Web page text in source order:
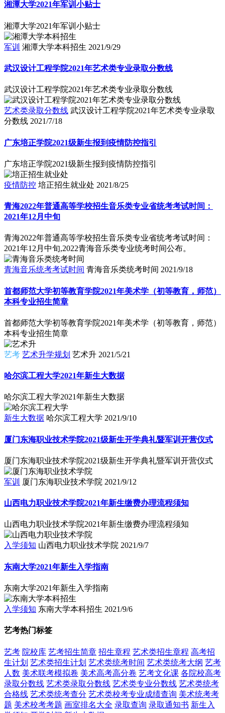
湘潭大学2021年军训小贴士
湘潭大学2021年军训小贴士
军训 湘潭大学本科招生 2021/9/29
武汉设计工程学院2021年艺术类专业录取分数线
武汉设计工程学院2021年艺术类专业录取分数线
艺术类录取分数线 武汉设计工程学院2021年艺术类专业录取
分数线 2021/7/18
广东培正学院2021级新生报到疫情防控指引
广东培正学院2021级新生报到疫情防控指引
疫情防控 培正招生就业处 2021/8/25
青海2022年普通高等学校招生音乐类专业省统考考试时间：
2021年12月中旬
青海2022年普通高等学校招生音乐类专业省统考考试时间：
2021年12月中旬,2022青海音乐类专业统考时间公布。
青海音乐统考考试时间 青海音乐类统考时间 2021/9/18
首都师范大学初等教育学院2021年美术学（初等教育，师范）
本科专业招生简章
首都师范大学初等教育学院2021年美术学（初等教育，师范）
本科专业招生简章
艺考 艺术升学规划 艺术升 2021/5/21
哈尔滨工程大学2021年新生大数据
哈尔滨工程大学2021年新生大数据
新生大数据 哈尔滨工程大学 2021/9/10
厦门东海职业技术学院2021级新生开学典礼暨军训开营仪式
厦门东海职业技术学院2021级新生开学典礼暨军训开营仪式
军训 厦门东海职业技术学院 2021/9/12
山西电力职业技术学院2021年新生缴费办理流程须知
山西电力职业技术学院2021年新生缴费办理流程须知
入学须知 山西电力职业技术学院 2021/9/7
东南大学2021年新生入学指南
东南大学2021年新生入学指南
入学须知 东南大学本科招生 2021/9/6
艺考热门标签
艺考 院校库 艺考招生简章 招生章程 艺术类招生章程 高考招
生计划 艺术类招生计划 艺术类统考时间 艺术类统考大纲 艺考
人数 美术联考模拟卷 美术高考高分卷 艺考文化课 各院校高考
录取分数线 艺术类录取分数线 艺术类专业分数线 艺术类统考
合格线 艺术类统考查分 艺术类校考专业成绩查询 美术统考考
题 美术校考考题 画室排名大全 录取查询 录取通知书 新生入